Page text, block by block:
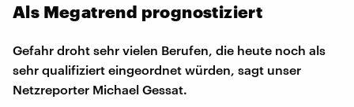
Als Megatrend prognostiziert
Gefahr droht sehr vielen Berufen, die heute noch als
sehr qualifiziert eingeordnet würden, sagt unser
Netzreporter Michael Gessat.